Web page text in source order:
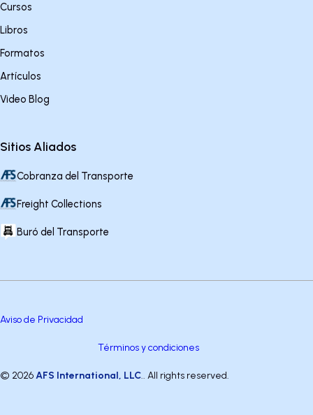
Cursos
Libros
Formatos
Artículos
Video Blog
Sitios Aliados
Cobranza del Transporte
Freight Collections
Buró del Transporte
© 2026AFS International, LLC.. All rights reserved.
Términos y condiciones
Aviso de Privacidad